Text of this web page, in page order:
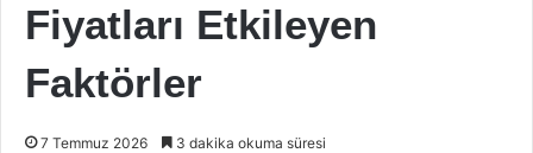
Fiyatları Etkileyen
Faktörler
7 Temmuz 2026 3 dakika okuma süresi